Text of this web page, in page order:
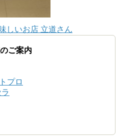
しいお店 立道さん
ご案内
プロ